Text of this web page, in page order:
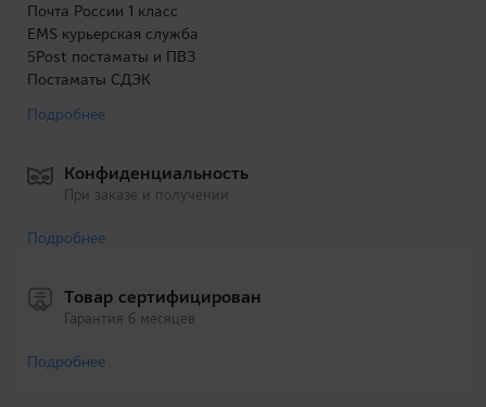
Почта России 1 класс
EMS курьерская служба
5Post постаматы и ПВЗ
Постаматы СДЭК
Подробнее
Конфиденциальность
При заказе и получении
Подробнее
Товар сертифицирован
Гарантия 6 месяцев
Подробнее